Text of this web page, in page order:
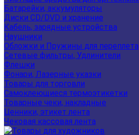
Батарейки, аккумуляторы
Диски CD/DVD и хранение
Кабель, зарядные устройства
Наушники
Обложки и Пружины для переплета
Сетевые фильтры, Удлинители
Флешки
Фонари, Лазерные указки
Товары для торговли
Самоклеющиеся термоэтикетки
Товарные чеки, накладные
Ценники, этикет лента
Чековая кассовая лента